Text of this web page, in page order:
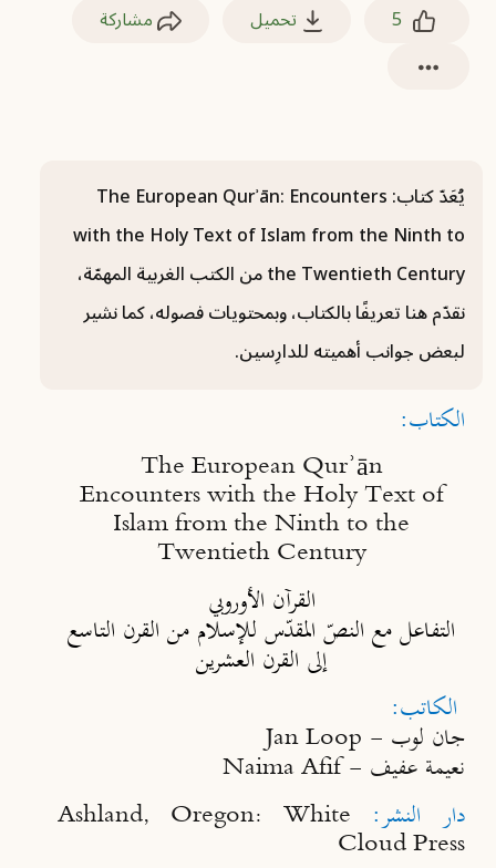
5 تحميل مشاركة
يُعَدّ كتاب: The European Qurʾān: Encounters
with the Holy Text of Islam from the Ninth to
the Twentieth Century من الكتب الغربية المهمّة،
نقدّم هنا تعريفًا بالكتاب، وبمحتويات فصوله، كما نشير
لبعض جوانب أهميته للدارِسين.
الكتاب:
The European Qurʾān
Encounters with the Holy Text of
Islam from the Ninth to the
Twentieth Century
القرآن الأوروبي
التفاعل مع النصّ المقدّس للإسلام من القرن التاسع
إلى القرن العشرين
الكاتب:
جان لوب - Jan Loop
نعيمة عفيف -Naima Afif
دار النشر: Ashland, Oregon: White
Cloud Press